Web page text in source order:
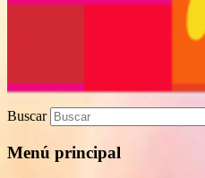
Buscar
Menú principal